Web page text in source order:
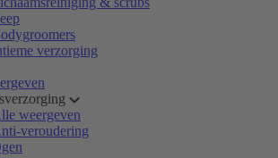
verzorging
weergeven
veroudering